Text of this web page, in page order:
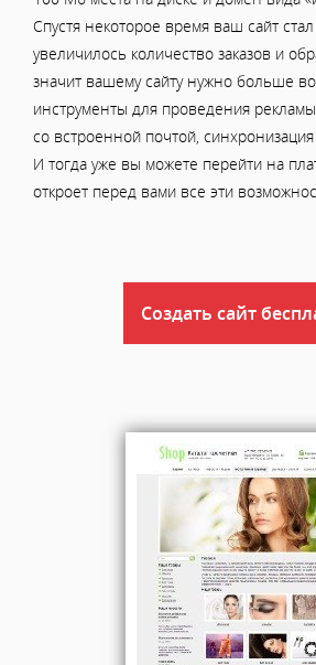
Спустя некоторое время ваш сайт стал
увеличилось количество заказов и
значит вашему сайту нужно больше
инструменты для проведения
со встроенной почтой,
И тогда уже вы можете перейти на
откроет перед вами все эти
Создать сайт